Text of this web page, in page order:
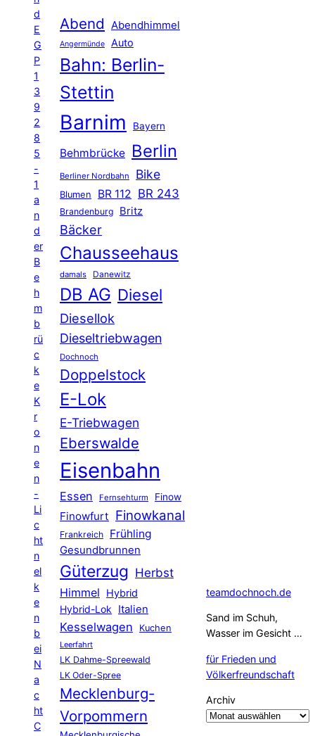
d
E
G
P
1
3
9
2
8
5
-
1
a
n
d
er
B
e
h
m
b
rü
c
k
e
K
r
o
n
e
n
-
Li
c
ht
n
el
k
e
n
b
ei
N
a
c
ht
C
Abend Abendhimmel
Angermünde Auto
Bahn: Berlin-
Stettin
Barnim Bayern
Behmbrücke Berlin
Berliner Nordbahn Bike
Blumen BR 112 BR 243
Brandenburg Britz
Bäcker
Chausseehaus
damals Danewitz
DB AG Diesel
Diesellok
Dieseltriebwagen
Dochnoch
Doppelstock
E-Lok
E-Triebwagen
Eberswalde
Eisenbahn
Essen Fernsehturm Finow
Finowfurt Finowkanal
Frankreich Frühling
Gesundbrunnen
Güterzug Herbst
Himmel
Hybrid
Hybrid-Lok Italien
Kesselwagen Kuchen
Leerfahrt
LK Dahme-Spreewald
LK Oder-Spree
Mecklenburg-
Vorpommern
teamdochnoch.de
Sand im Schuh,
Wasser im Gesicht …
für Frieden und
Völkerfreundschaft
Archiv